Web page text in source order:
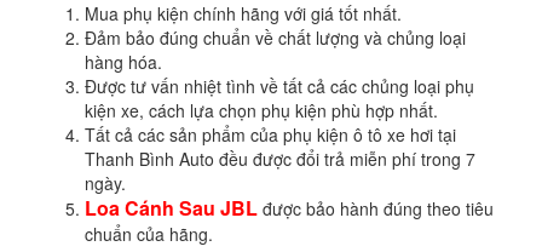
2.000.000₫.là:
1.600.000₫.
Mua phụ kiện chính hãng với giá tốt nhất.
Đảm bảo đúng chuẩn về chất lượng và chủng loại
hàng hóa.
Được tư vấn nhiệt tình về tất cả các chủng loại phụ
kiện xe, cách lựa chọn phụ kiện phù hợp nhất.
Tất cả các sản phẩm của phụ kiện ô tô xe hơi tại
Thanh Bình Auto đều được đổi trả miễn phí trong 7
ngày.
Loa Cánh Sau JBL được bảo hành đúng theo tiêu
chuẩn của hãng.